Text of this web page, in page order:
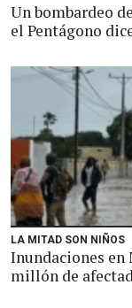
Un bombardeo
el Pentágono
LA MITAD SON NIÑOS
Inundaciones en
millón de